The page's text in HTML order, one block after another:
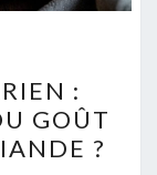
:
GOÛT
?